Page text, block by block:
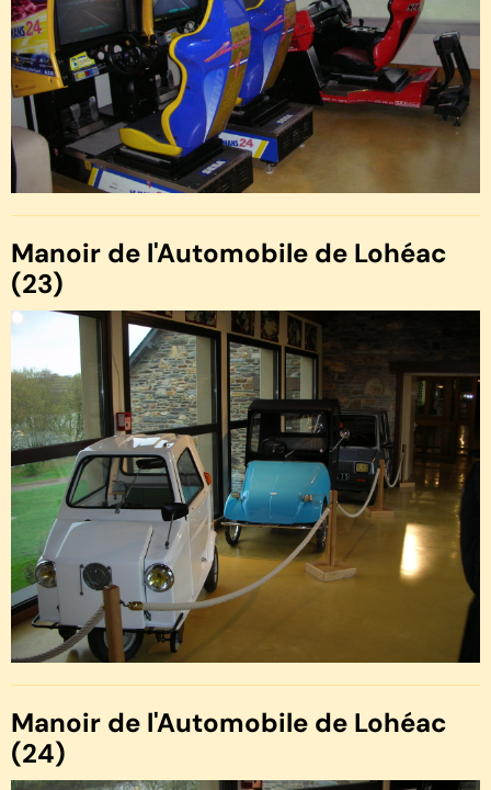
Manoir de l'Automobile de Lohéac
(23)
Manoir de l'Automobile de Lohéac
(24)